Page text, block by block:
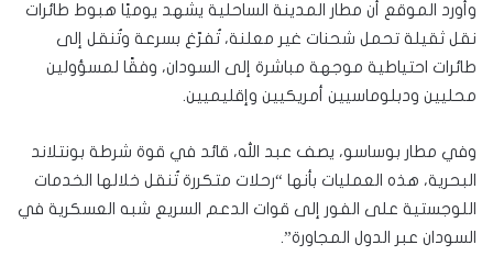
وأورد الموقع أن مطار المدينة الساحلية يشهد يوميًا هبوط طائرات
نقل ثقيلة تحمل شحنات غير معلنة، تُفرّغ بسرعة وتُنقل إلى
طائرات احتياطية موجهة مباشرة إلى السودان، وفقًا لمسؤولين
محليين ودبلوماسيين أمريكيين وإقليميين.
وفي مطار بوساسو، يصف عبد الله، قائد في قوة شرطة بونتلاند
البحرية، هذه العمليات بأنها “رحلات متكررة تُنقل خلالها الخدمات
اللوجستية على الفور إلى قوات الدعم السريع شبه العسكرية في
السودان عبر الدول المجاورة”.